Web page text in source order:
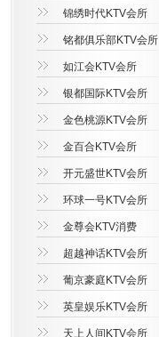
锦绣时代KTV会所
铭都俱乐部KTV会所
如江会KTV会所
银都国际KTV会所
金色桃源KTV会所
金百合KTV会所
开元盛世KTV会所
环球一号KTV会所
金尊会KTV消费
超越神话KTV会所
葡京豪庭KTV会所
英皇娱乐KTV会所
天上人间KTV会所